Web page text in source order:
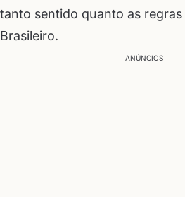
tanto sentido quanto as
Brasileiro.
ANÚNCIOS